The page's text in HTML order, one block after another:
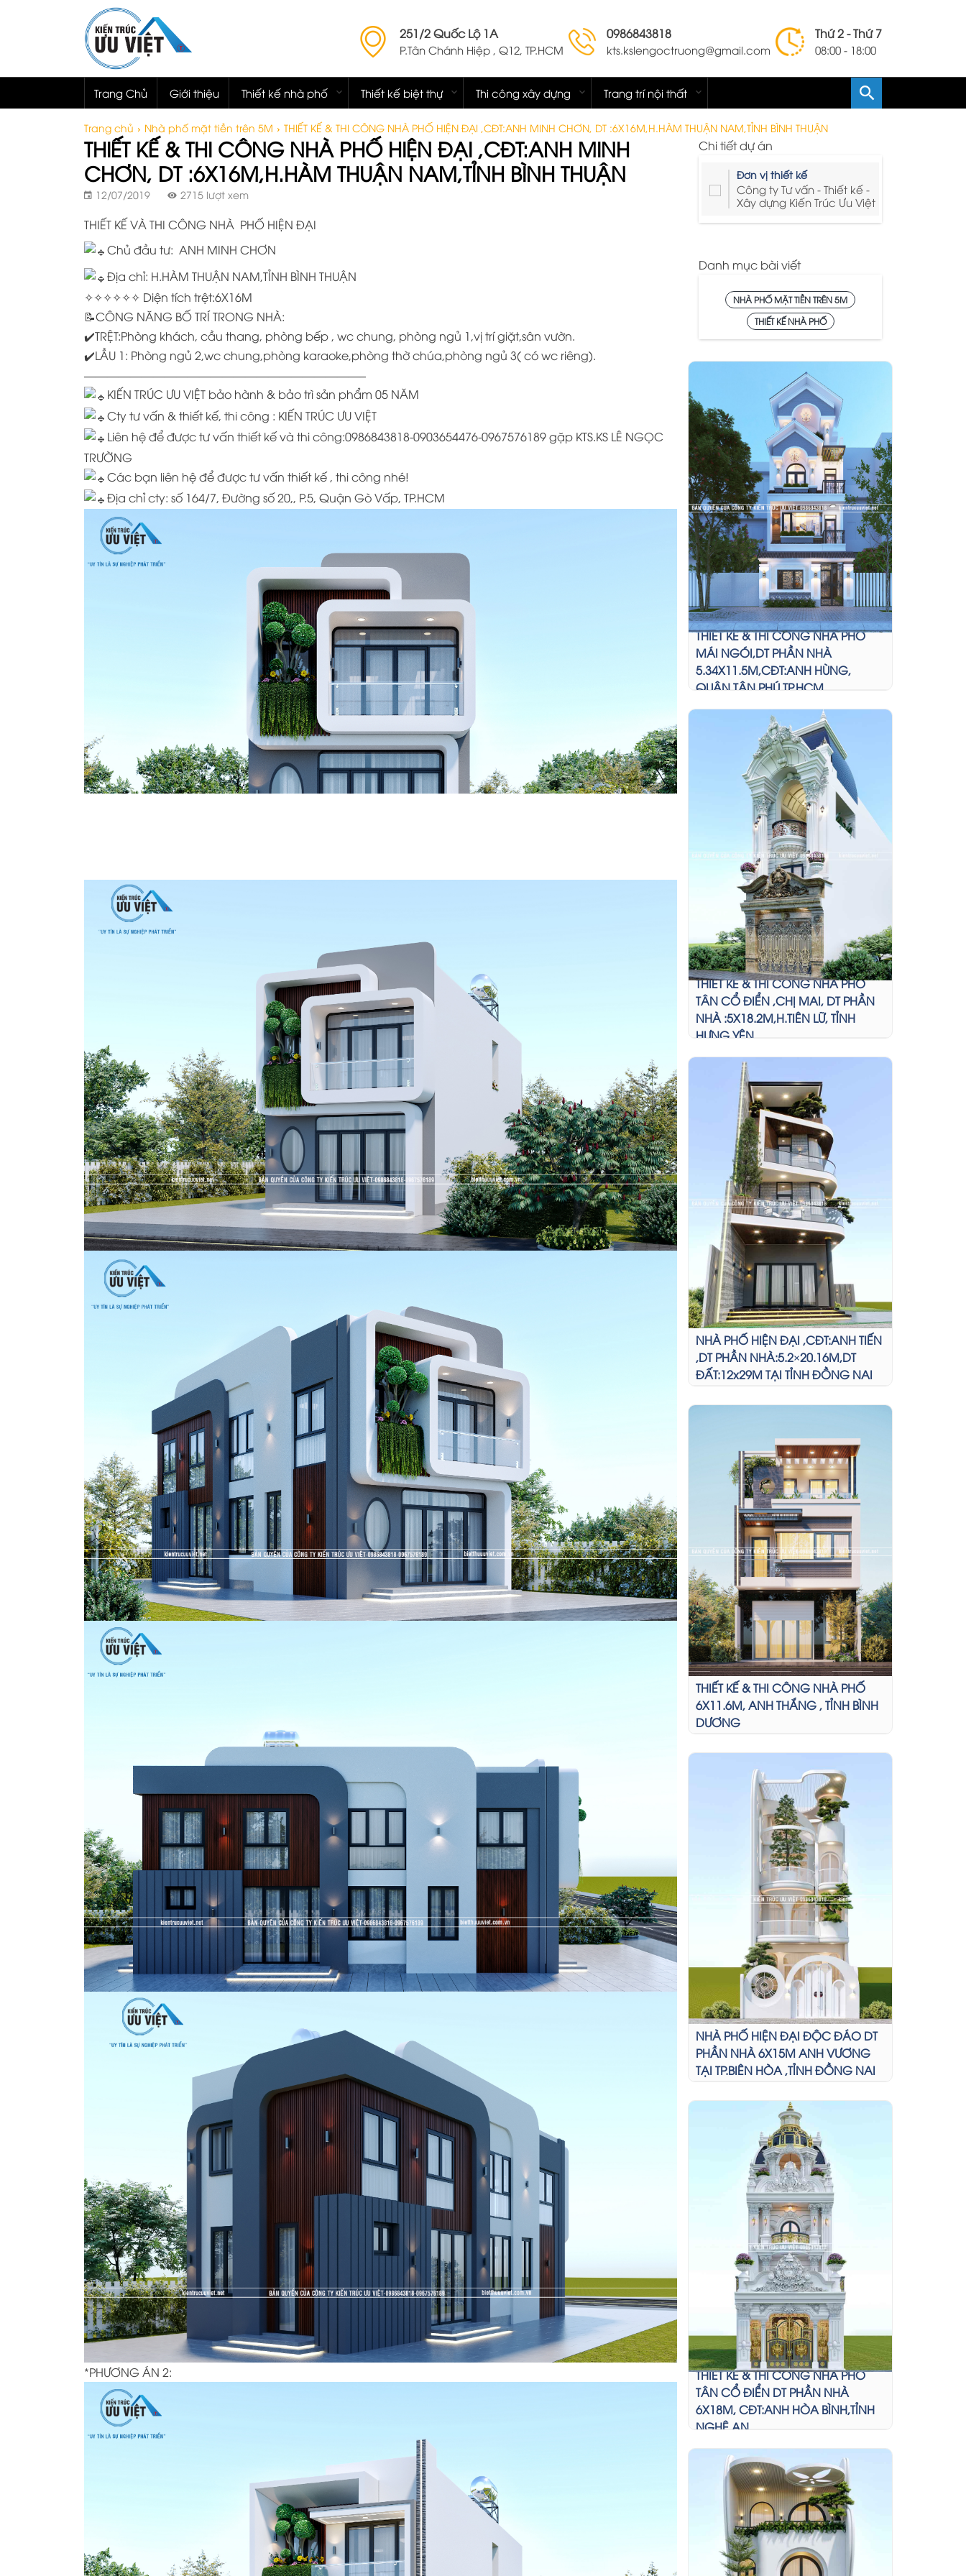
251/2 Quốc Lộ 1A
P.Tân Chánh Hiệp , Q12, TP.HCM
0986843818
kts.kslengoctruong@gmail.com
Thứ 2 - Thứ 7
08:00 - 18:00
Trang Chủ Giới thiệu Thiết kế nhà phố Thiết kế biệt thự Thi công xây dựng Trang trí nội thất
Trang chủ › Nhà phố mặt tiền trên 5M › THIẾT KẾ & THI CÔNG NHÀ PHỐ HIỆN ĐẠI ,CĐT:ANH MINH CHƠN, DT :6X16M,H.HÀM THUẬN NAM,TỈNH BÌNH THUẬN
THIẾT KẾ & THI CÔNG NHÀ PHỐ HIỆN ĐẠI ,CĐT:ANH MINH
CHƠN, DT :6X16M,H.HÀM THUẬN NAM,TỈNH BÌNH THUẬN
12/07/2019 2715 lượt xem
THIẾT KẾ VÀ THI CÔNG NHÀ PHỐ HIỆN ĐẠI
Chủ đầu tư: ANH MINH CHƠN
Địa chỉ: H.HÀM THUẬN NAM,TỈNH BÌNH THUẬN
✧✧✧✧✧✧ Diện tích trệt:6X16M
📝CÔNG NĂNG BỐ TRÍ TRONG NHÀ:
✔️TRỆT:Phòng khách, cầu thang, phòng bếp , wc chung, phòng ngủ 1,vị trí giặt,sân vườn.
✔️LẦU 1: Phòng ngủ 2,wc chung,phòng karaoke,phòng thờ chúa,phòng ngủ 3( có wc riêng).
————————————————————————–
KIẾN TRÚC ƯU VIỆT bảo hành & bảo trì sản phẩm 05 NĂM
Cty tư vấn & thiết kế, thi công : KIẾN TRÚC ƯU VIỆT
Liên hệ để được tư vấn thiết kế và thi công:0986843818-0903654476-0967576189 gặp KTS.KS LÊ NGỌC
TRƯỜNG
Các bạn liên hệ để được tư vấn thiết kế , thi công nhé!
Địa chỉ cty: số 164/7, Đường số 20,, P.5, Quận Gò Vấp, TP.HCM
*PHƯƠNG ÁN 2:
Chi tiết dự án
Đơn vị thiết kế
Công ty Tư vấn - Thiết kế -
Xây dựng Kiến Trúc Ưu Việt
Danh mục bài viết
NHÀ PHỐ MẶT TIỀN TRÊN 5M
THIẾT KẾ NHÀ PHỐ
THIẾT KẾ & THI CÔNG NHÀ PHỐ
MÁI NGÓI,DT PHẦN NHÀ
5.34X11.5M,CĐT:ANH HÙNG,
QUẬN TÂN PHÚ,TP.HCM
THIẾT KẾ & THI CÔNG NHÀ PHỐ
TÂN CỔ ĐIỂN ,CHỊ MAI, DT PHẦN
NHÀ :5X18.2M,H.TIÊN LỮ, TỈNH
HƯNG YÊN
NHÀ PHỐ HIỆN ĐẠI ,CĐT:ANH TIẾN
,DT PHẦN NHÀ:5.2×20.16M,DT
ĐẤT:12x29M TẠI TỈNH ĐỒNG NAI
THIẾT KẾ & THI CÔNG NHÀ PHỐ
6X11.6M, ANH THẮNG , TỈNH BÌNH
DƯƠNG
NHÀ PHỐ HIỆN ĐẠI ĐỘC ĐÁO DT
PHẦN NHÀ 6X15M ANH VƯƠNG
TẠI TP.BIÊN HÒA ,TỈNH ĐỒNG NAI
THIẾT KẾ & THI CÔNG NHÀ PHỐ
TÂN CỔ ĐIỂN DT PHẦN NHÀ
6X18M, CĐT:ANH HÒA BÌNH,TỈNH
NGHỆ AN